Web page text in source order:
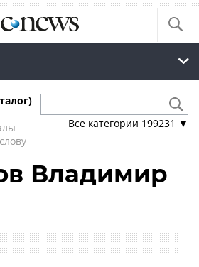
Все категории 199231 ▼
Владимир